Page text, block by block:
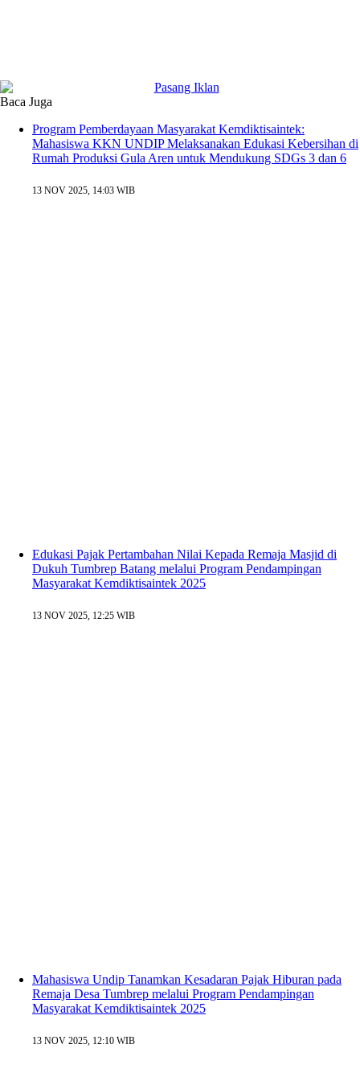
Baca Juga
Program Pemberdayaan Masyarakat Kemdiktisaintek:
Mahasiswa KKN UNDIP Melaksanakan Edukasi Kebersihan di
Rumah Produksi Gula Aren untuk Mendukung SDGs 3 dan 6
13 NOV 2025, 14:03 WIB
Edukasi Pajak Pertambahan Nilai Kepada Remaja Masjid di
Dukuh Tumbrep Batang melalui Program Pendampingan
Masyarakat Kemdiktisaintek 2025
13 NOV 2025, 12:25 WIB
Mahasiswa Undip Tanamkan Kesadaran Pajak Hiburan pada
Remaja Desa Tumbrep melalui Program Pendampingan
Masyarakat Kemdiktisaintek 2025
13 NOV 2025, 12:10 WIB